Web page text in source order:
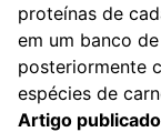
proteínas de
em um banco
posteriormente
espécies de
Artigo